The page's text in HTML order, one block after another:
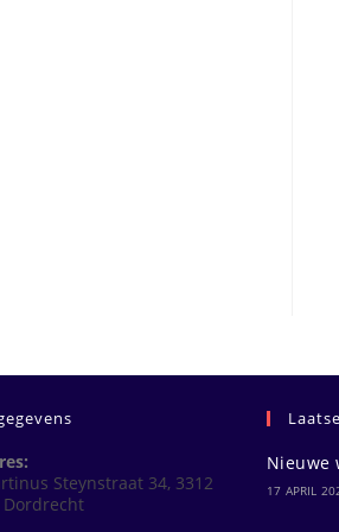
Steynstraat 34, 3312
Dordrecht
Nieuwe
17 APRIL